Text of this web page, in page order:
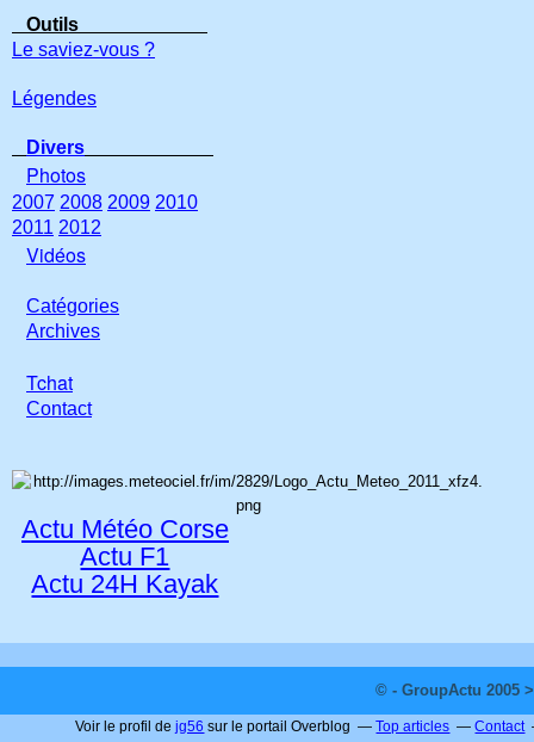
Outils
Le saviez-vous ?
Légendes
Divers
Photos
2007 2008 2009 2010
2011 2012
Vidéos
Catégories
Archives
Tchat
Contact
Actu Météo Corse
Actu F1
Actu 24H Kayak
© - GroupActu 2005
Voir le profil dejg56 sur le portail Overblog Top articles Contact